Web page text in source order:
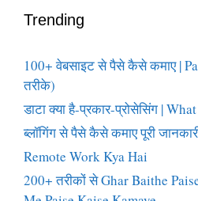
Trending
100+ वेबसाइट से पैसे कैसे कमाए |
तरीके)
डाटा क्या है-प्रकार-प्रोसेसिंग |
ब्लॉगिंग से पैसे कैसे कमाए पूरी
Remote Work Kya Hai
200+ तरीकों से Ghar Baithe